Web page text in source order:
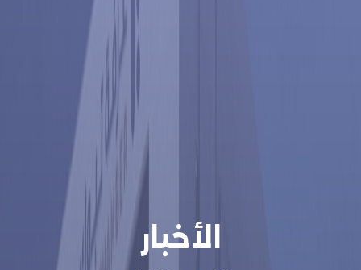
الأخبار